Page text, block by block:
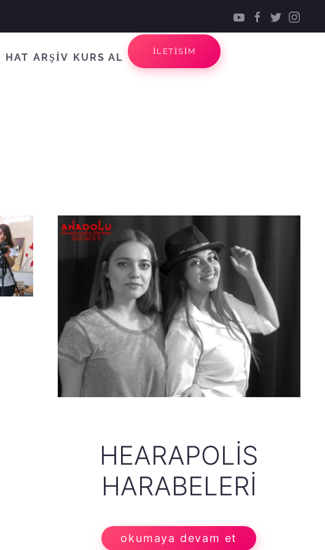
HAT ARŞİV KURS AL
İLETİSİM
HEARAPOLIS
HARABELERI
okumaya devam et